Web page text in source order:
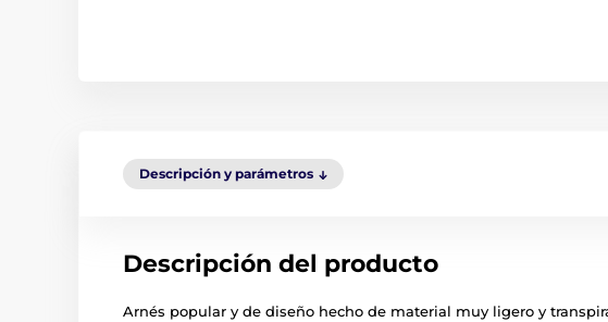
Descripción y parámetros
Descripción del producto
Arnés popular y de diseño hecho de material muy ligero y